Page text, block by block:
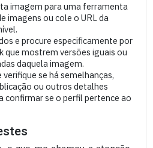
imagem para uma ferramenta
imagens ou cole o URL da
e procure especificamente por
que mostrem versões iguais ou
daquela imagem.
verifique se há semelhanças,
ou outros detalhes
confirmar se o perfil pertence ao